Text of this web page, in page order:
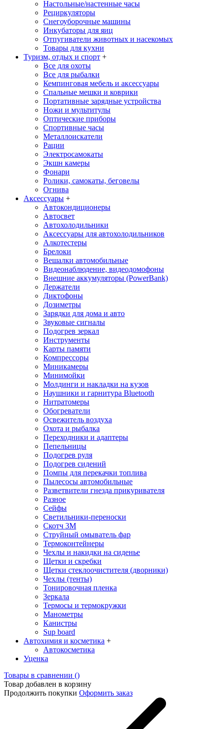
Настольные/настенные часы
Рециркуляторы
Снегоуборочные машины
Инкубаторы для яиц
Отпугиватели животных и насекомых
Товары для кухни
Туризм, отдых и спорт +
Все для охоты
Все для рыбалки
Кемпинговая мебель и аксессуары
Спальные мешки и коврики
Портативные зарядные устройства
Ножи и мультитулы
Оптические приборы
Спортивные часы
Металлоискатели
Рации
Электросамокаты
Экшн камеры
Фонари
Ролики, самокаты, беговелы
Огнива
Аксессуары +
Автокондиционеры
Aвтосвет
Автохолодильники
Аксессуары для автохолодильников
Алкотестеры
Брелоки
Вешалки автомобильные
Видеонаблюдение, видеодомофоны
Внешние аккумуляторы (PowerBank)
Держатели
Диктофоны
Дозиметры
Зарядки для дома и авто
Звуковые сигналы
Подогрев зеркал
Инструменты
Карты памяти
Компрессоры
Миникамеры
Минимойки
Молдинги и накладки на кузов
Наушники и гарнитура Bluetooth
Нитратомеры
Обогреватели
Освежитель воздуха
Охота и рыбалка
Переходники и адаптеры
Пепельницы
Подогрев руля
Подогрев сидений
Помпы для перекачки топлива
Пылесосы автомобильные
Разветвители гнезда прикуривателя
Разное
Сейфы
Светильники-переноски
Скотч 3М
Струйный омыватель фар
Термоконтейнеры
Чехлы и накидки на сиденье
Щетки и скребки
Щетки стеклоочистителя (дворники)
Чехлы (тенты)
Тонировочная пленка
Зеркалa
Термосы и термокружки
Манометры
Канистры
Sup board
Автохимия и косметика +
Автокосметика
Уценка
Товары в сравнении ()
Товар добавлен в корзину
Продолжить покупки Оформить заказ